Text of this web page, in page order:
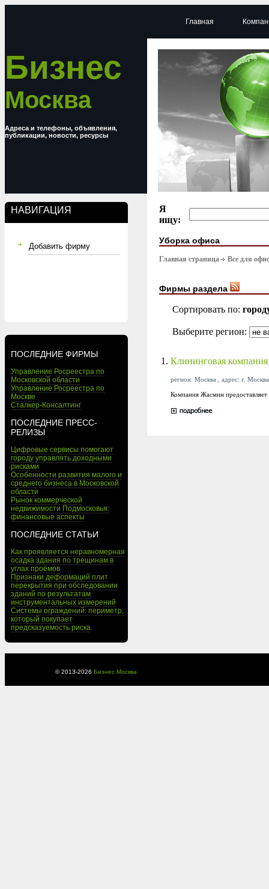
Бизнес
Москва
Адреса и телефоны, объявления,
публикации, новости, ресурсы
НАВИГАЦИЯ
Добавить фирму
ПОСЛЕДНИЕ ФИРМЫ
Управление Росреестра по
Московской области
Управление Росреестра по
Москве
Сталкер-Консалтинг
ПОСЛЕДНИЕ ПРЕСС-
РЕЛИЗЫ
Цифровые сервисы помогают
городу управлять доходными
рисками
Особенности развития малого и
среднего бизнеса в Московской
области
Рынок коммерческой
недвижимости Подмосковья:
финансовые аспекты
ПОСЛЕДНИЕ СТАТЬИ
Как проявляется неравномерная
осадка здания по трещинам в
углах проёмов
Признаки деформаций плит
перекрытия при обследовании
зданий по результатам
инструментальных измерений
Системы ограждений: периметр,
который покупает
предсказуемость риска
Главная
Я
ищу:
Уборка офиса
Главная страница Все для
Фирмы раздела
Сортировать по:
Выберите регион:
1. Клининговая
регион: Москва , адрес: г.
Компания Жасмин
© 2013-2026 Бизнес Москва